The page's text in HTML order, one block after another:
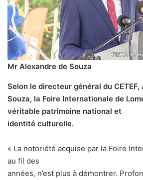
Mr Alexandre de Souza
Selon le directeur général du CETEF,
Souza, la Foire Internationale de
véritable patrimoine national et
identité culturelle.
« La notoriété acquise par la Foire
au fil des
années, n’est plus à démontrer.